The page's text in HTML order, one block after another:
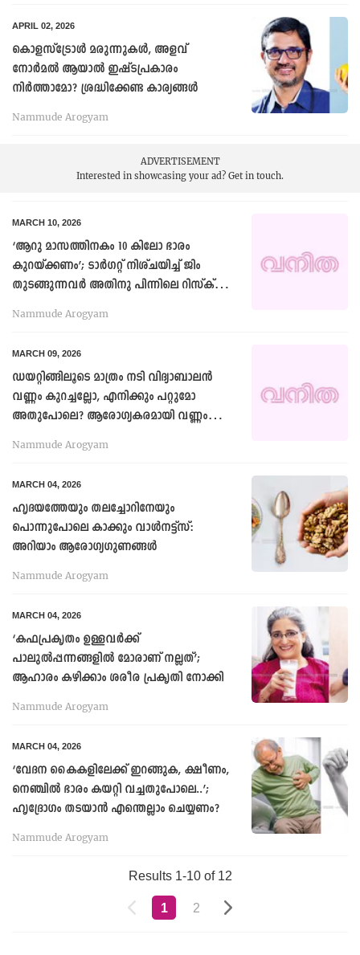
APRIL 02, 2026
കൊളസ്ട്രോൾ മരുന്നുകൾ, അളവ്
നോർമൽ ആയാൽ ഇഷ്ടപ്രകാരം
നിർത്താമോ? ശ്രദ്ധിക്കേണ്ട കാര്യങ്ങള്‍
Nammude Arogyam
ADVERTISEMENT
Interested in showcasing your ad? Get in touch.
MARCH 10, 2026
‘ആറു മാസത്തിനകം 10 കിലോ ഭാരം
കുറയ്ക്കണം’; ടാർഗറ്റ് നിശ്ചയിച്ച് ജിം
തുടങ്ങുന്നവര്‍ അതിനു പിന്നിലെ റിസ്ക്
Nammude Arogyam
MARCH 09, 2026
ഡയറ്റിങ്ങിലൂടെ മാത്രം നടി വിദ്യാബാലൻ
വണ്ണം കുറച്ചല്ലോ, എനിക്കും പറ്റുമോ
അതുപോലെ? ആരോഗ്യകരമായി വണ്ണം
Nammude Arogyam
MARCH 04, 2026
ഹൃദയത്തേയും തലച്ചോറിനേയും
പൊന്നുപോലെ കാക്കും വാൾനട്ട്സ്:
അറിയാം ആരോഗ്യഗുണങ്ങൾ
Nammude Arogyam
MARCH 04, 2026
‘കഫപ്രകൃതം ഉള്ളവർക്ക്
പാലുൽപ്പന്നങ്ങളിൽ മോരാണ് നല്ലത്’;
ആഹാരം കഴിക്കാം ശരീര പ്രകൃതി നോക്കി
Nammude Arogyam
MARCH 04, 2026
‘വേദന കൈകളിലേക്ക് ഇറങ്ങുക, ക്ഷീണം,
നെഞ്ചിൽ ഭാരം കയറ്റി വച്ചതുപോലെ..’;
ഹൃദ്രോഗം തടയാൻ എന്തെല്ലാം ചെയ്യണം?
Nammude Arogyam
Results 1-10 of 12
1 2